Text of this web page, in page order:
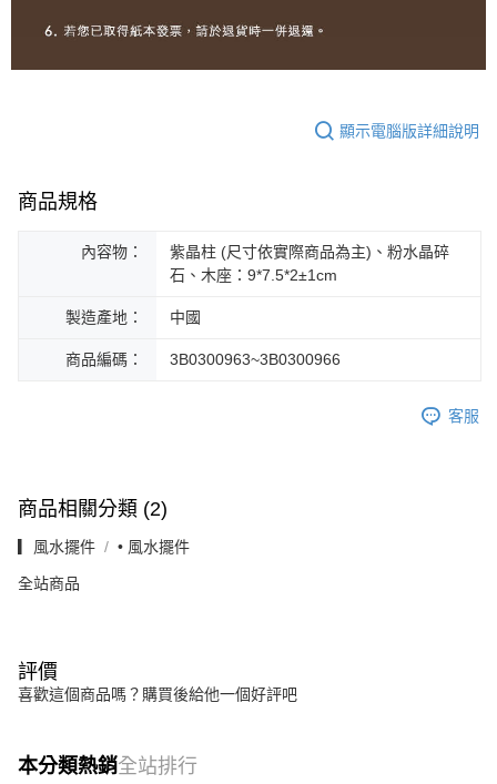
顯示電腦版詳細說明
商品規格
內容物：
紫晶柱 (尺寸依實際商品為主)、粉水晶碎
石、木座：9*7.5*2±1cm
製造產地： 中國
商品編碼： 3B0300963~3B0300966
客服
商品相關分類 (2)
▎風水擺件 • 風水擺件
全站商品
評價
喜歡這個商品嗎？購買後給他一個好評吧
本分類熱銷全站排行